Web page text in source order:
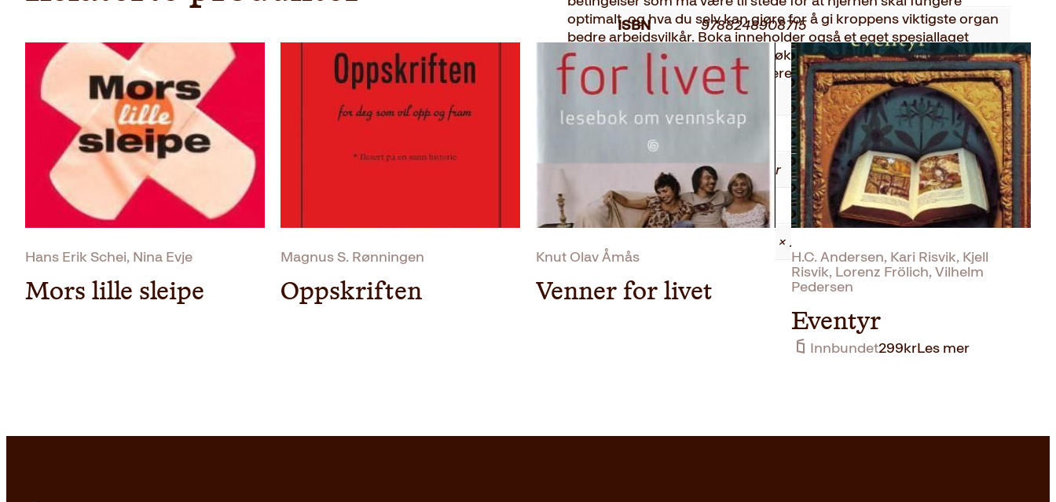
optimalt, og hva du selv kan gjøre for å gi kroppens viktigste organ
bedre arbeidsvilkår. Boka inneholder også et eget spesiallaget
treningsprogram som vil gi deg økt konsentrasjonsevne, mindre
stress, mer overskudd – og høyere intelligens.
ISBN 9788248908715
Utgivelsesår 2009
Bokformat Innbundet
Litteraturtype Faglitteratur
Vekt 0.77 kg
2.80 × 17.50 × 23.00 cm
Hans Erik Schei, Nina Evje
Mors lille sleipe
Magnus S. Rønningen
Oppskriften
Knut Olav Åmås
Venner for livet
H.C. Andersen, Kari Risvik, Kjell
Risvik, Lorenz Frölich, Vilhelm
Pedersen
Eventyr
Innbundet299krLes mer